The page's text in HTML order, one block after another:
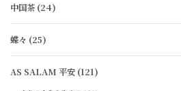
中国茶 (24)
蝶々 (25)
AS SALAM 平安 (121)